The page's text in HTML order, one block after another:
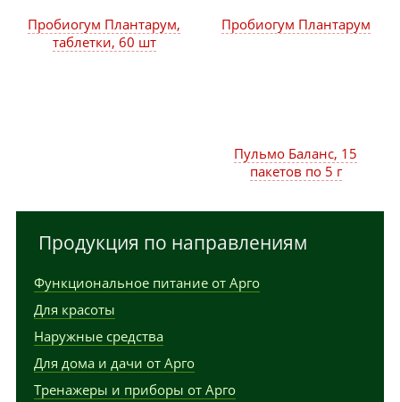
Пробиогум Плантарум
Пробиогум Плантарум,
таблетки, 60 шт
Пульмо Баланс, 15
пакетов по 5 г
Продукция по направлениям
Функциональное питание от Арго
Для красоты
Наружные средства
Для дома и дачи от Арго
Тренажеры и приборы от Арго